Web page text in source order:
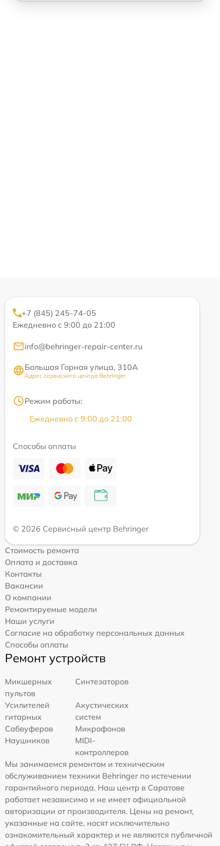
+7 (845) 245-74-05
Ежедневно с 9:00 до 21:00
info@behringer-repair-center.ru
Большая Горная улица, 310А
Адрес сервисного центра Behringer
Режим работы:
Ежедневно с 9:00 до 21:00
Способы оплаты
© 2026 Сервисный центр Behringer
Стоимость ремонта
Оплата и доставка
Контакты
Вакансии
О компании
Ремонтируемые модели
Наши услуги
Согласие на обработку персональных данных
Способы оплаты
Ремонт устройств
Микшерных
пультов
Синтезаторов
Усилителей
гитарных
Акустических
систем
Сабвуферов
Микрофонов
Наушников
MIDI-
контроллеров
Мы занимаемся ремонтом и техническим
обслуживанием техники Behringer по истечении
гарантийного периода. Наш центр в Саратове
работает независимо и не имеет официальной
авторизации от производителя. Цены на ремонт,
указанные на сайте, носят исключительно
ознакомительный характер и не являются публичной